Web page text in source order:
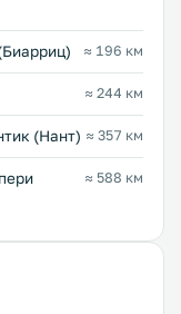
≈ 196 км
≈ 244 км
(Нант) ≈ 357 км
≈ 588 км